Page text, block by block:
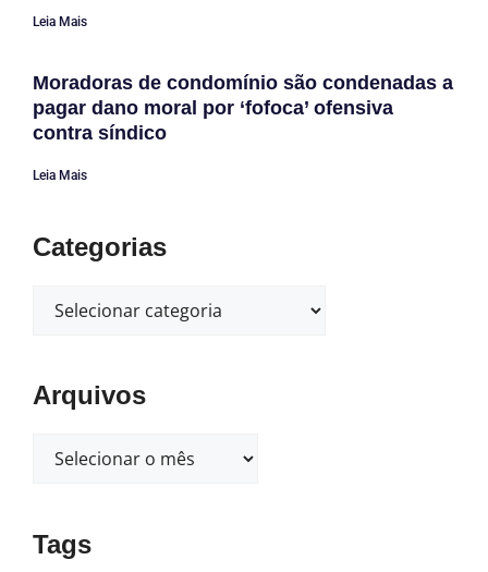
Leia Mais
Moradoras de condomínio são condenadas a
pagar dano moral por ‘fofoca’ ofensiva
contra síndico
Leia Mais
Categorias
Arquivos
Tags